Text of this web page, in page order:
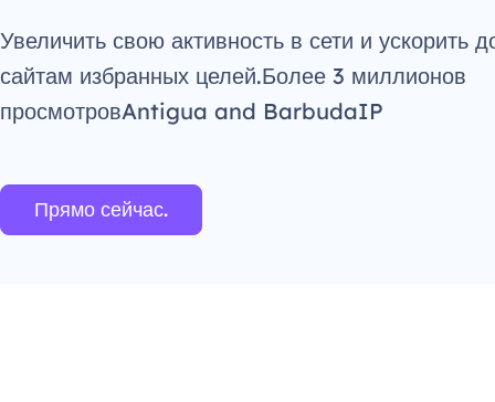
Увеличить свою активность в сети и ускорить
сайтам избранных целей.Более 3 миллионов
просмотровAntigua and BarbudaIP
Прямо сейчас.